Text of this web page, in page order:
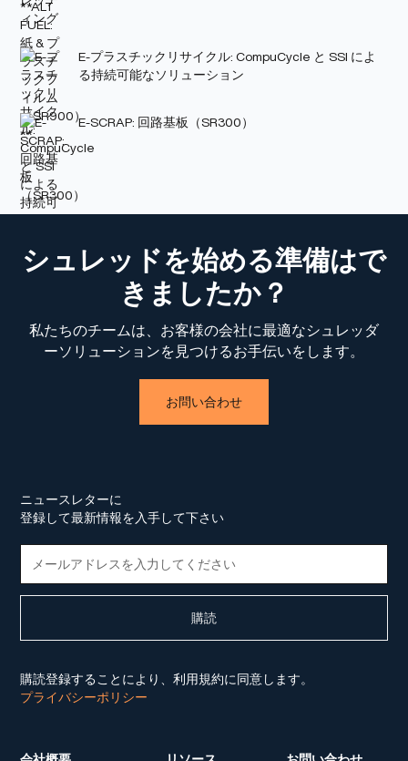
E-プラスチックリサイクル: CompuCycle と SSI によ
る持続可能なソリューション
E-SCRAP: 回路基板（SR300）
シュレッドを始める準備はで
きましたか？
私たちのチームは、お客様の会社に最適なシュレッダ
ーソリューションを見つけるお手伝いをします。
お問い合わせ
ニュースレターに
登録して最新情報を入手して下さい
購読登録することにより、利用規約に同意します。
プライバシーポリシー